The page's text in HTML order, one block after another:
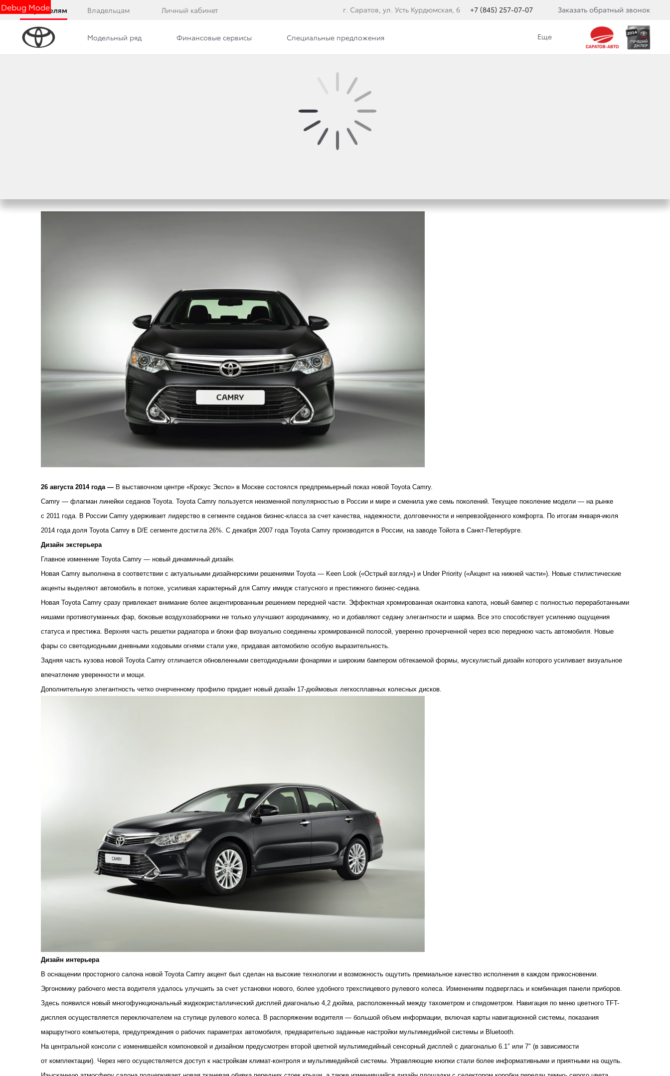
Debug Mode
Покупателям Владельцам Личный кабинет г. Саратов, ул. Усть Курдюмская, 6 +7 (845) 257-07-07 Заказать обратный звонок
Модельный ряд Финансовые сервисы Специальные предложения Еще
В МОСКВЕ СОСТОЯЛАСЬ МИРОВАЯ ПРЕМЬЕРА НОВОЙ
26 августа 2014 года — В выставочном центре «Крокус Экспо» в Москве состоялся предпремьерный показ новой Toyota Camry.
Camry ― флагман линейки седанов Toyota. Toyota Camry пользуется неизменной популярностью в России и мире и сменила уже семь поколений. Текущее поколение модели ― на рынке
с 2011 года. В России Camry удерживает лидерство в сегменте седанов бизнес-класса за счет качества, надежности, долговечности и непревзойденного комфорта. По итогам января-июля
2014 года доля Toyota Camry в D/E сегменте достигла 26%. C декабря 2007 года Toyota Camry производится в России, на заводе Тойота в Санкт-Петербурге.
Дизайн экстерьера
Главное изменение Toyota Camry ― новый динамичный дизайн.
Новая Camry выполнена в соответствии с актуальными дизайнерскими решениями Toyota ― Keen Look («Острый взгляд») и Under Priority («Акцент на нижней части»). Новые стилистические
акценты выделяют автомобиль в потоке, усиливая характерный для Camry имидж статусного и престижного бизнес-седана.
Новая Toyota Camry сразу привлекает внимание более акцентированным решением передней части. Эффектная хромированная окантовка капота, новый бампер с полностью переработанными
нишами противотуманных фар, боковые воздухозаборники не только улучшают аэродинамику, но и добавляют седану элегантности и шарма. Все это способствует усилению ощущения
статуса и престижа. Верхняя часть решетки радиатора и блоки фар визуально соединены хромированной полосой, уверенно прочерченной через всю переднюю часть автомобиля. Новые
фары со светодиодными дневными ходовыми огнями стали уже, придавая автомобилю особую выразительность.
Задняя часть кузова новой Toyota Camry отличается обновленными светодиодными фонарями и широким бампером обтекаемой формы, мускулистый дизайн которого усиливает визуальное
впечатление уверенности и мощи.
Дополнительную элегантность четко очерченному профилю придает новый дизайн 17-дюймовых легкосплавных колесных дисков.
Дизайн интерьера
В оснащении просторного салона новой Toyota Camry акцент был сделан на высокие технологии и возможность ощутить премиальное качество исполнения в каждом прикосновении.
Эргономику рабочего места водителя удалось улучшить за счет установки нового, более удобного трехспицевого рулевого колеса. Изменениям подверглась и комбинация панели приборов.
Здесь появился новый многофункциональный жидкокристаллический дисплей диагональю 4,2 дюйма, расположенный между тахометром и спидометром. Навигация по меню цветного TFT-
дисплея осуществляется переключателем на ступице рулевого колеса. В распоряжении водителя — большой объем информации, включая карты навигационной системы, показания
маршрутного компьютера, предупреждения о рабочих параметрах автомобиля, предварительно заданные настройки мультимедийной системы и Bluetooth.
На центральной консоли с изменившейся компоновкой и дизайном предусмотрен второй цветной мультимедийный сенсорный дисплей с диагональю 6.1″ или 7″ (в зависимости
от комплектации). Через него осуществляется доступ к настройкам климат-контроля и мультимедийной системы. Управляющие кнопки стали более информативными и приятными на ощупь.